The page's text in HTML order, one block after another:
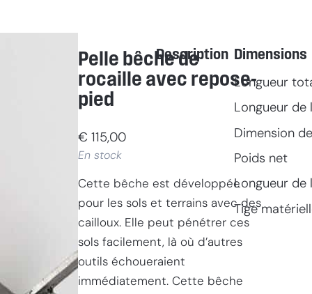
Pelle bêche de
rocaille avec repose-
pied
€ 115,00
En stock
Cette bêche est développée
pour les sols et terrains avec des
cailloux. Elle peut pénétrer ces
sols facilement, là où d’autres
outils échoueraient
immédiatement. Cette bêche
Description Dimensions
Longueur
Longueur de
Dimension
Poids net
Longueur de
Tige